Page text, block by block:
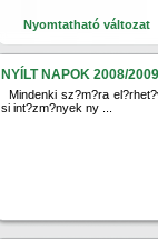
Nyomtatható változat
NYÍLT NAPOK 2008/2009
Mindenki sz?m?ra
si int?zm?nyek ny ...